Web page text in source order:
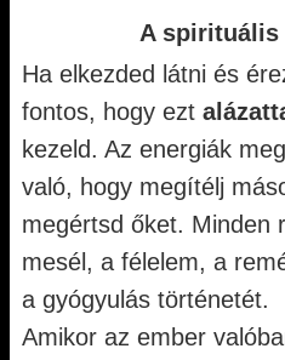
A spirituális
Ha elkezded látni és
fontos, hogy ezt
kezeld. Az energiák
való, hogy megítélj
megértsd őket. Minden
mesél, a félelem, a
a gyógyulás történetét.
Amikor az ember